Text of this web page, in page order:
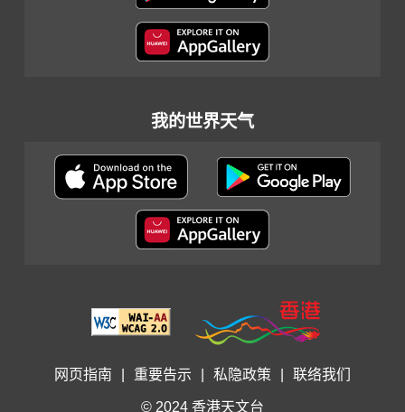
我的世界天气
网页指南 重要告示 私隐政策 联络我们
© 2024 香港天文台